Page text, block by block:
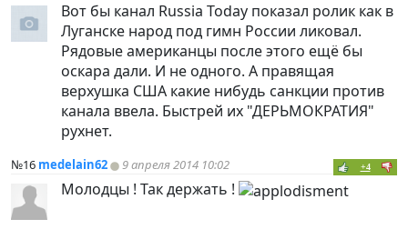
Вот бы канал Russia Today показал ролик как в
Луганске народ под гимн России ликовал.
Рядовые американцы после этого ещё бы
оскара дали. И не одного. А правящая
верхушка США какие нибудь санкции против
канала ввела. Быстрей их "ДЕРЬМОКРАТИЯ"
рухнет.
№16 medelain62 9 апреля 2014 10:02 +4
Молодцы ! Так держать !